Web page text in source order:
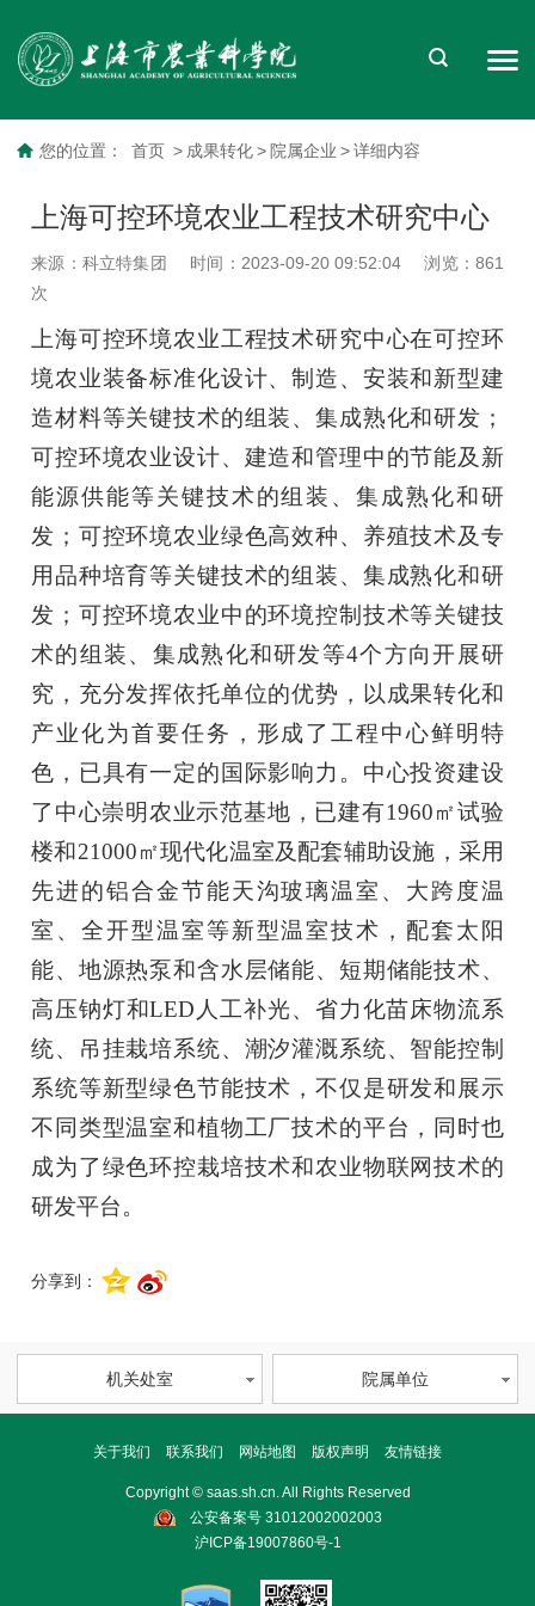
您的位置： 首页 > 成果转化 > 院属企业 > 详细内容
上海可控环境农业工程技术研究中心
来源：科立特集团 时间：2023-09-20 09:52:04 浏览： 861
次
上海可控环境农业工程技术研究中心在可控环
境农业装备标准化设计、制造、安装和新型建
造材料等关键技术的组装、集成熟化和研发；
可控环境农业设计、建造和管理中的节能及新
能源供能等关键技术的组装、集成熟化和研
发；可控环境农业绿色高效种、养殖技术及专
用品种培育等关键技术的组装、集成熟化和研
发；可控环境农业中的环境控制技术等关键技
术的组装、集成熟化和研发等4个方向开展研
究，充分发挥依托单位的优势，以成果转化和
产业化为首要任务，形成了工程中心鲜明特
色，已具有一定的国际影响力。中心投资建设
了中心崇明农业示范基地，已建有1960㎡试验
楼和21000㎡现代化温室及配套辅助设施，采用
先进的铝合金节能天沟玻璃温室、大跨度温
室、全开型温室等新型温室技术，配套太阳
能、地源热泵和含水层储能、短期储能技术、
高压钠灯和LED人工补光、省力化苗床物流系
统、吊挂栽培系统、潮汐灌溉系统、智能控制
系统等新型绿色节能技术，不仅是研发和展示
不同类型温室和植物工厂技术的平台，同时也
成为了绿色环控栽培技术和农业物联网技术的
研发平台。
分享到：
机关处室 院属单位
关于我们 联系我们 网站地图 版权声明 友情链接
Copyright © saas.sh.cn. All Rights Reserved
公安备案号 31012002002003
沪ICP备19007860号-1